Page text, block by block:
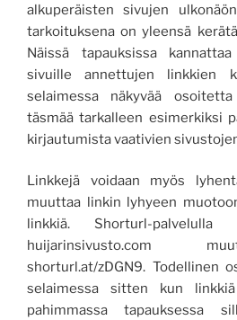
alkuperäisten sivujen
tarkoituksena on yleensä
Näissä tapauksissa
sivuille annettujen linkkien
selaimessa näkyvää
täsmää tarkalleen esimerkiksi
kirjautumista vaativien
Linkkejä voidaan myös
muuttaa linkin lyhyeen
linkkiä. Shorturl-palvelulla
huijarinsivusto.com
shorturl.at/zDGN9. Todellinen
selaimessa sitten kun
pahimmassa tapauksessa